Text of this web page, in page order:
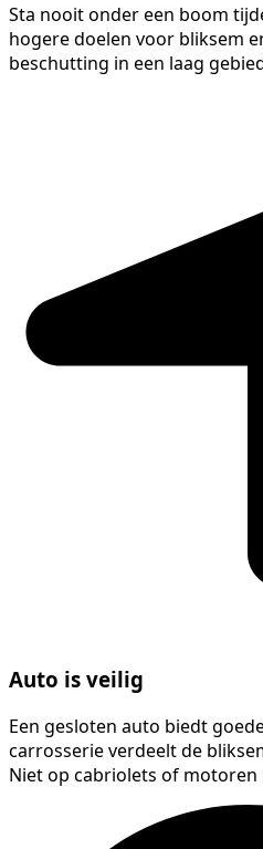
Sta nooit onder een boom
hogere doelen voor bliksem
beschutting in een laag
Auto is veilig
Een gesloten auto biedt
carrosserie verdeelt de
Niet op cabriolets of motoren